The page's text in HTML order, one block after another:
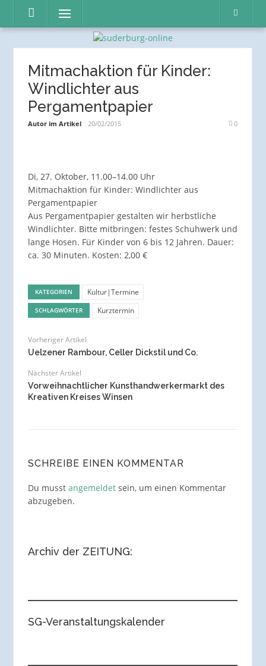
Inhalt
Menü
Mitmachaktion für Kinder:
Windlichter aus
Pergamentpapier
Autor im Artikel 20/02/2015 0
Di, 27. Oktober, 11.00–14.00 Uhr
Mitmachaktion für Kinder: Windlichter aus
Pergamentpapier
Aus Pergamentpapier gestalten wir herbstliche
Windlichter. Bitte mitbringen: festes Schuhwerk und
lange Hosen. Für Kinder von 6 bis 12 Jahren. Dauer:
ca. 30 Minuten. Kosten: 2,00 €
KATEGORIEN Kultur|Termine
SCHLAGWÖRTER Kurztermin
Vorheriger Artikel
Uelzener Rambour, Celler Dickstil und Co.
Nächster Artikel
Vorweihnachtlicher Kunsthandwerkermarkt des
Kreativen Kreises Winsen
SCHREIBE EINEN KOMMENTAR
Du musst angemeldetsein, um einen Kommentar
abzugeben.
Archiv der ZEITUNG:
SG-Veranstaltungskalender